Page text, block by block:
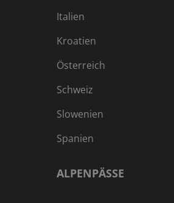
Italien
Kroatien
Österreich
Schweiz
Slowenien
Spanien
ALPENPÄSSE